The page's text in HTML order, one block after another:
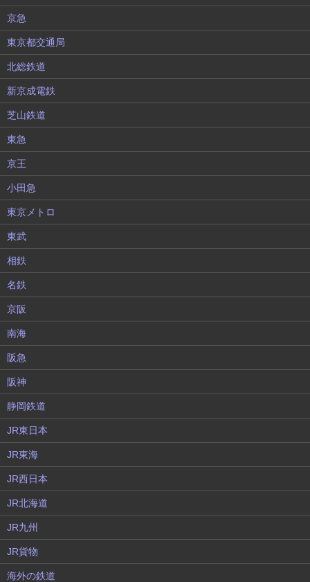
京急
東京都交通局
北総鉄道
新京成電鉄
芝山鉄道
東急
京王
小田急
東京メトロ
東武
相鉄
名鉄
京阪
南海
阪急
阪神
静岡鉄道
JR東日本
JR東海
JR西日本
JR北海道
JR九州
JR貨物
海外の鉄道